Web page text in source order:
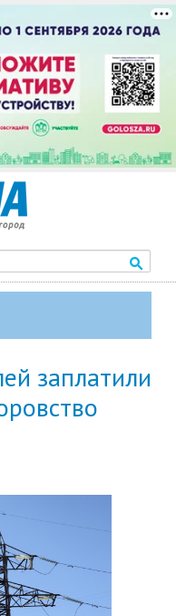
заплатили